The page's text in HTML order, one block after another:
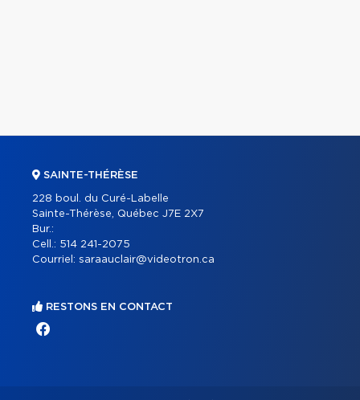
SAINTE-THÉRÈSE
228 boul. du Curé-Labelle
Sainte-Thérèse, Québec J7E 2X7
Bur.:
Cell.: 514 241-2075
Courriel: saraauclair@videotron.ca
RESTONS EN CONTACT